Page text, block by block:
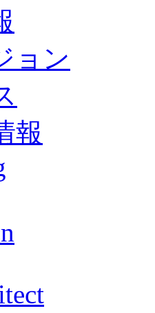
ョン
報